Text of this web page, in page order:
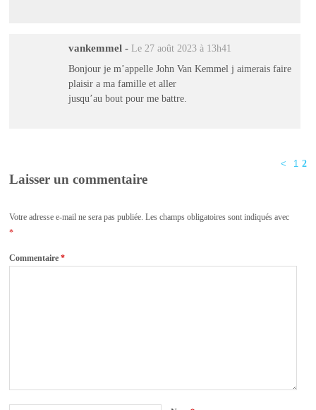
vankemmel - Le 27 août 2023 à 13h41
Bonjour je m’appelle John Van Kemmel j aimerais faire
plaisir a ma famille et aller
jusqu’au bout pour me battre.
< 1 2
Laisser un commentaire
Votre adresse e-mail ne sera pas publiée. Les champs obligatoires sont indiqués avec
*
Commentaire*